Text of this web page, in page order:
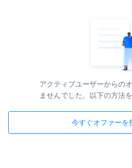
アクティブユーザーからの
ませんでした。以下の方法
今すぐオファーを